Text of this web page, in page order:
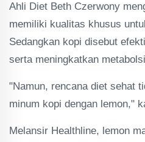
Ahli Diet Beth Czerwony
memiliki kualitas khusus
Sedangkan kopi disebut
serta meningkatkan
"Namun, rencana diet sehat
minum kopi dengan lemon,"
Melansir Healthline, lemon